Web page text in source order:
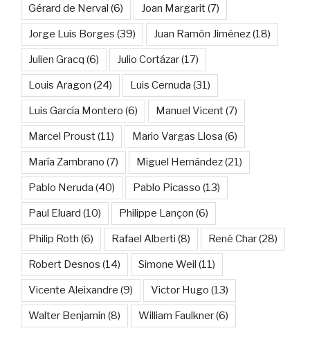
Gérard de Nerval (6) Joan Margarit(7)
Jorge Luis Borges (39) Juan Ramón Jiménez(18)
Julien Gracq (6) Julio Cortázar(17)
Louis Aragon (24) Luis Cernuda (31)
Luis García Montero (6) Manuel Vicent(7)
Marcel Proust(11) Mario Vargas Llosa (6)
María Zambrano (7) Miguel Hernández(21)
Pablo Neruda (40) Pablo Picasso (13)
Paul Eluard (10) Philippe Lançon (6)
Philip Roth (6) Rafael Alberti (8) René Char(28)
Robert Desnos (14) Simone Weil (11)
Vicente Aleixandre (9) Victor Hugo (13)
Walter Benjamin (8) William Faulkner(6)